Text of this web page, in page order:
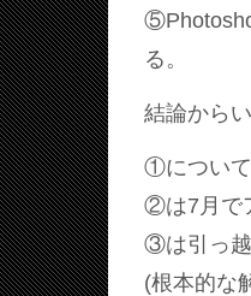
る。
結論から
①について
②は7月で
③は引っ越
(根本的な